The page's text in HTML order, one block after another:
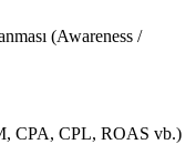
(Awareness /
CPA, CPL, ROAS vb.)